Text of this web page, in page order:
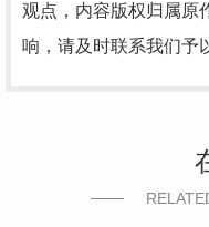
观点，内容版权归属原
响，请及时联系我们予